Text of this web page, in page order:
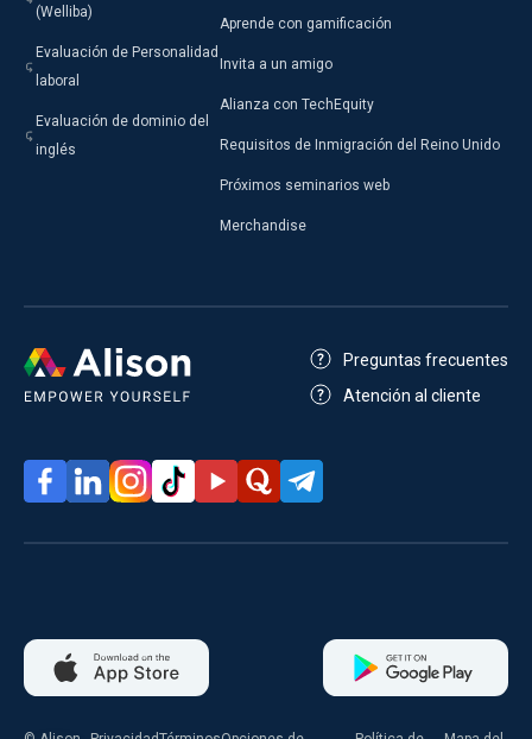
(Welliba)
Evaluación de Personalidad
laboral
Evaluación de dominio del
inglés
Aprende con gamificación
Invita a un amigo
Alianza con TechEquity
Requisitos de Inmigración del Reino Unido
Próximos seminarios web
Merchandise
Preguntas frecuentes
Atención al cliente